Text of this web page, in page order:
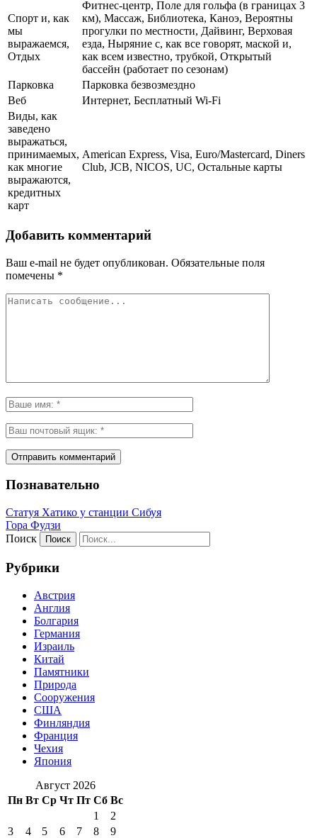
Спорт и, как
мы
выражаемся,
Отдых
Фитнес-центр, Поле для гольфа (в границах 3
км), Массаж, Библиотека, Каноэ, Вероятны
прогулки по местности, Дайвинг, Верховая
езда, Ныряние с, как все говорят, маской и,
как всем известно, трубкой, Открытый
бассейн (работает по сезонам)
Парковка
Парковка безвозмездно
Веб
Интернет, Бесплатный Wi-Fi
Виды, как
заведено
выражаться,
принимаемых,
как многие
выражаются,
кредитных
карт
American Express, Visa, Euro/Mastercard, Diners
Club, JCB, NICOS, UC, Остальные карты
Добавить комментарий
Ваш e-mail не будет опубликован. Обязательные поля
помечены *
Познавательно
Статуя Хатико у станции Сибуя
Гора Фудзи
Поиск
Рубрики
Австрия
Англия
Болгария
Германия
Израиль
Китай
Памятники
Природа
Сооружения
США
Финляндия
Франция
Чехия
Япония
Август 2026
Пн Вт Ср Чт Пт Сб Вс
1
2
3
4 5 6 7 8
9